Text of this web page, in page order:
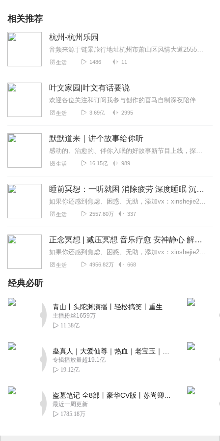
相关推荐
杭州-杭州乐园
音频来源于链景旅行地址杭州市萧山区风情大道2555号（休博园内）票价描述暂无开放时间周一至周五10:00-17:00；周六、周日及法定节假日9:30...
生活 1486 11
叶文家园|叶文有话要说
欢迎各位关注和订阅我参与创作的喜马自制深夜陪伴谈话栏目《听你说·百态人声》【听你说·百态人声】每晚直播连线真实人间故事|叶文现场互动中|人间冷暖，抱团取暖每周...
生活 3.69亿 2995
默默道来｜讲个故事给你听
感动的、治愈的、伴你入眠的好故事新节目上线，探索现实世界的无尽魅力，追求对生活的真实记录《听见人间真相》（点击名称，直达专辑）网易人间故事集持续更新中，邀您关注...
生活 16.15亿 989
睡前冥想：一听就困 消除疲劳 深度睡眠 沉浸体验
如果你还感到焦虑、困惑、无助，添加vx：xinshejie2018、vx公众号：宣萱心伴，与主播宣萱开启心灵交流之旅，共建温暖的精神家园！如果你喜欢我的内容，请...
生活 2557.80万 337
正念冥想 | 减压冥想 音乐疗愈 安神静心 解郁降噪
如果你还感到焦虑、困惑、无助，添加vx：xinshejie2018、vx公众号：宣萱心伴，与主播宣萱开启心灵交流之旅，共建温暖的精神家园！如果你喜欢我的内容，请...
生活 4956.82万 668
经典必听
主播粉丝1659万
11.38亿
专辑播放量超19.1亿
19.12亿
最近一周更新
1785.18万